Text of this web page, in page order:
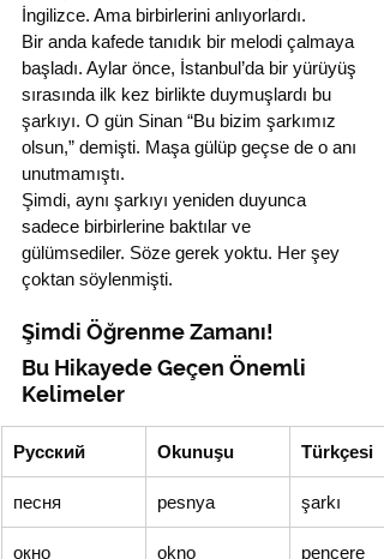
İngilizce. Ama birbirlerini anlıyorlardı.
Bir anda kafede tanıdık bir melodi çalmaya
başladı. Aylar önce, İstanbul’da bir yürüyüş
sırasında ilk kez birlikte duymuşlardı bu
şarkıyı. O gün Sinan “Bu bizim şarkımız
olsun,” demişti. Maşa gülüp geçse de o anı
unutmamıştı.
Şimdi, aynı şarkıyı yeniden duyunca
sadece birbirlerine baktılar ve
gülümsediler. Söze gerek yoktu. Her şey
çoktan söylenmişti.
Şimdi Öğrenme Zamanı!
Bu Hikayede Geçen Önemli
Kelimeler
Русский Okunuşu Türkçesi
песня pesnya şarkı
окно okno pencere